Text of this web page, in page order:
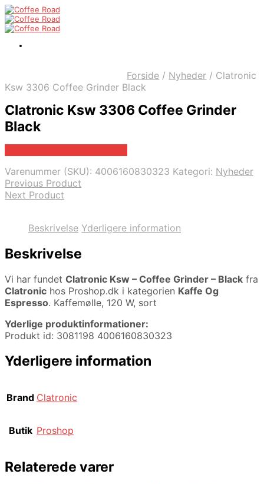
Forside / Nyheder / Clatronic
Ksw 3306 Coffee Grinder Black
Clatronic Ksw 3306 Coffee Grinder
Black
Varenummer (SKU): 4006160830323 Kategori: Nyheder
Previous Product
Next Product
Beskrivelse Yderligere information
Beskrivelse
Vi har fundet Clatronic Ksw – Coffee Grinder – Black fra
Clatronic hos Proshop.dk i kategorien Kaffe Og
Espresso. Kaffemølle, 120 W, sort
Yderlige produktinformationer:
Produkt id: 3081198 4006160830323
Yderligere information
Brand Clatronic
Butik Proshop
Relaterede varer